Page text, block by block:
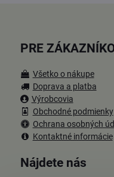
PRE
Všetko o nákupe
Doprava a platba
Výrobcovia
Obchodné podmienky
Ochrana osobných
Kontaktné informácie
Nájdete nás